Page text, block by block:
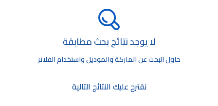
لا يوجد نتائج بحث مطابقة
حاول البحث عن الماركة والموديل واستخدام الفلاتر
نقترح عليك النتائج التالية